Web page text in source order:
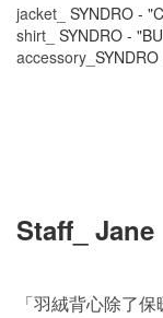
jacket_ SYNDRO -
shirt_ SYNDRO -
accessory_
Staff_ Jane
「羽絨背心除了